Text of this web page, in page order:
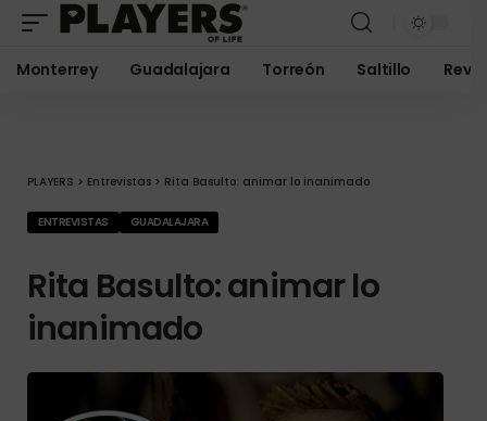
Monterrey Guadalajara Torreón Saltillo
PLAYERS > Entrevistas > Rita Basulto: animar lo inanimado
ENTREVISTAS GUADALAJARA
Rita Basulto: animar lo
inanimado